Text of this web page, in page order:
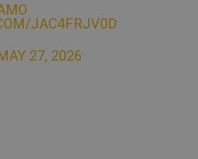
JAC4FRJV0D
27, 2026